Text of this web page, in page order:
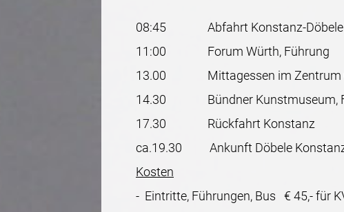
08:45 Abfahrt Konstanz-Döbele
11:00 Forum Würth, Führung
13.00 Mittagessen im Zentrum
14.30 Bündner Kunstmuseum,
17.30 Rückfahrt Konstanz
ca.19.30 Ankunft Döbele Konstanz,
Kosten
- Eintritte, Führungen, Bus € 45,- für